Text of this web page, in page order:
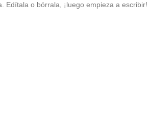
Edítala o bórrala, ¡luego empieza a escribir!